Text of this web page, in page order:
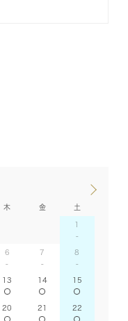
木 金 土
1
6 7 8
13 14 15
20 21 22